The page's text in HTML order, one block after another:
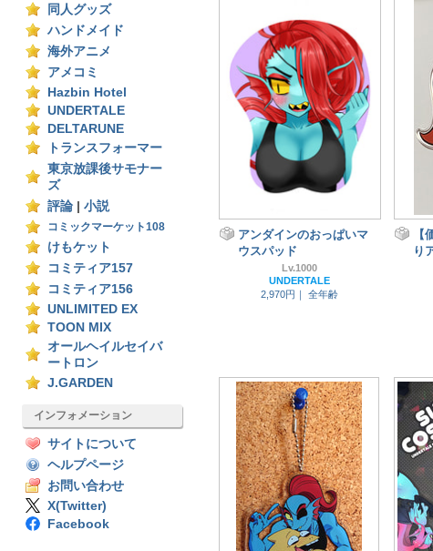
同人グッズ
ハンドメイド
海外アニメ
アメコミ
Hazbin Hotel
UNDERTALE
DELTARUNE
トランスフォーマー
東京放課後サモナー
ズ
評論
小説
コミックマーケット108
けもケット
コミティア157
コミティア156
UNLIMITED EX
TOON MIX
オールヘイルセイバ
ートロン
J.GARDEN
インフォメーション
サイトについて
ヘルプページ
お問い合わせ
X(Twitter)
Facebook
アンダインのおっぱいマ
ウスパッド
Lv.1000
UNDERTALE
2,970円｜
全年齢
り